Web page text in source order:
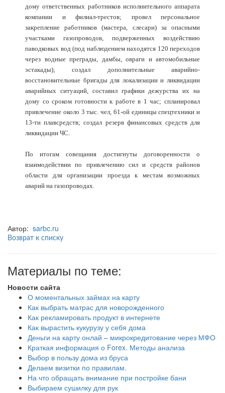
дому ответственных работников исполнительного аппарата
компании и филиал-трестов; провел персональное
закрепление работников (мастера, слесари) за опасными
участками газопроводов, подверженных воздействию
паводковых вод (под наблюдением находятся 120 переходов
через водные преграды, дамбы, овраги и автомобильные
эстакады); создал дополнительные аварийно-
восстановительные бригады для локализации и ликвидации
аварийных ситуаций, составил графики дежурства их на
дому со сроком готовности к работе в 1 час; спланировал
привлечение около 3 тыс. чел, 61-ой единицы спецтехники и
13-ти плавсредств; создал резерв финансовых средств для
ликвидации ЧС.
По итогам совещания достигнуты договоренности о
взаимодействии по привлечению сил и средств районов
области для организации проезда к местам возможных
аварий на газопроводах.
Автор: sarbc.ru
Возврат к списку
Материалы по теме:
Новости сайта
О моментальных займах на карту
Как выбрать матрас для новорожденного
Как рекламировать продукт в интернете
Как вырастить кукурузу у себя дома
Деньги на карту онлай – микрокредитование через МФО
Краткая информация о Forex. Методы анализа
Выбор в пользу дома из бруса
Делаем визитки по правилам.
На что обращать внимание при постройке бани
Выбираем сушилку для рук